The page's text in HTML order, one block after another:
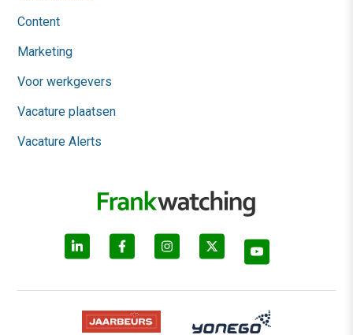
Content
Marketing
Voor werkgevers
Vacature plaatsen
Vacature Alerts